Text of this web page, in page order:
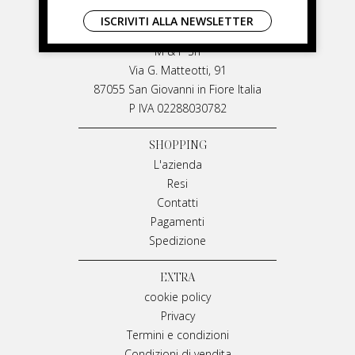
LIVIANA MIRARCHI
M & P Srl
Via G. Matteotti, 91
87055 San Giovanni in Fiore Italia
P IVA 02288030782
SHOPPING
L'azienda
Resi
Contatti
Pagamenti
Spedizione
EXTRA
cookie policy
Privacy
Termini e condizioni
ISCRIVITI ALLA NEWSLETTER